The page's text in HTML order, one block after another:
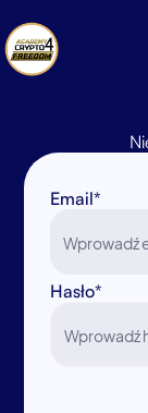
Email*
Hasło*